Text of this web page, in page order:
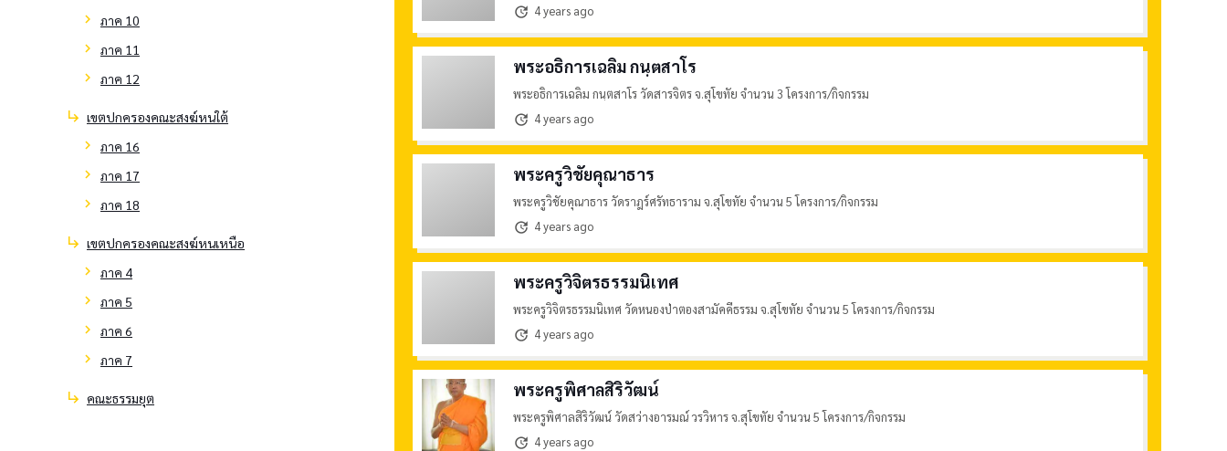
chevron_right
ภาค 10
chevron_right
ภาค 11
chevron_right
ภาค 12
subdirectory_arrow_right เขตปกครองคณะสงฆ์หนใต้
chevron_right
ภาค 16
chevron_right
ภาค 17
chevron_right
ภาค 18
subdirectory_arrow_right เขตปกครองคณะสงฆ์หนเหนือ
chevron_right
ภาค 4
chevron_right
ภาค 5
chevron_right
ภาค 6
chevron_right
ภาค 7
subdirectory_arrow_right คณะธรรมยุต
update 4 years ago
พระอธิการเฉลิม กนฺตสาโร
พระอธิการเฉลิม กนฺตสาโร วัดสารจิตร จ.สุโขทัย จำนวน 3 โครงการ/กิจกรรม
update 4 years ago
พระครูวิชัยคุณาธาร
พระครูวิชัยคุณาธาร วัดราฎร์ศรัทธาราม จ.สุโขทัย จำนวน 5 โครงการ/กิจกรรม
update 4 years ago
พระครูวิจิตรธรรมนิเทศ
พระครูวิจิตรธรรมนิเทศ วัดหนองป่าตองสามัคคีธรรม จ.สุโขทัย จำนวน 5 โครงการ/กิจกรรม
update 4 years ago
พระครูพิศาลสิริวัฒน์
พระครูพิศาลสิริวัฒน์ วัดสว่างอารมณ์ วรวิหาร จ.สุโขทัย จำนวน 5 โครงการ/กิจกรรม
update 4 years ago